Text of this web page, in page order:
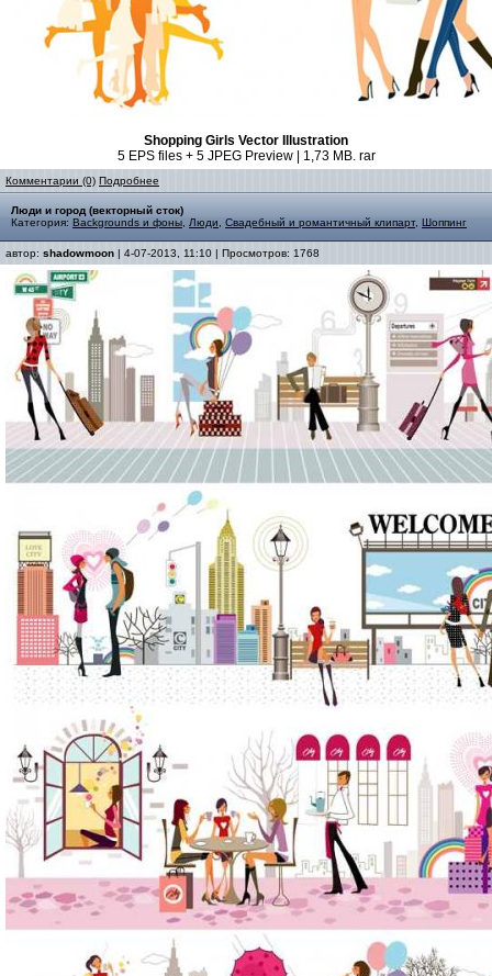
Shopping Girls Vector Illustration
5 EPS files + 5 JPEG Preview | 1,73 MB. rar
Комментарии (0) Подробнее
Люди и город (векторный сток)
Категория: Backgrounds и фоны Люди Свадебный и романтичный клипарт, Шоппинг
автор: shadowmoon | 4-07-2013, 11:10 | Просмотров: 1768